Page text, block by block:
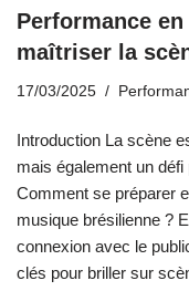
Performance
maîtriser la
17/03/2025
Introduction La scène
mais également un
Comment se préparer
musique brésilienne ?
connexion avec le
clés pour briller sur